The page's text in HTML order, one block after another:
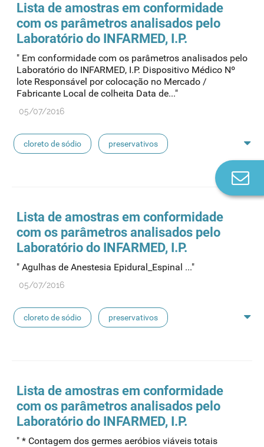
pensos lancetas luvas cirúrgicas
concentrados de hemodiálise lavagem nasal
linhas de perfusão desinfetantes
Lista de amostras em conformidade
com os parâmetros analisados pelo
Laboratório do INFARMED, I.P.
" Em conformidade com os parâmetros analisados pelo
Laboratório do INFARMED, I.P. Dispositivo Médico Nº
lote Responsável por colocação no Mercado /
Fabricante Local de colheita Data de..."
05/07/2016
cloreto de sódio preservativos
pensos lancetas luvas cirúrgicas
concentrados de hemodiálise lavagem nasal
Lista de amostras em conformidade
com os parâmetros analisados pelo
Laboratório do INFARMED, I.P.
" Agulhas de Anestesia Epidural_Espinal ..."
05/07/2016
cloreto de sódio preservativos
pensos lancetas luvas cirúrgicas
concentrados de hemodiálise lavagem nasal
Lista de amostras em conformidade
com os parâmetros analisados pelo
Laboratório do INFARMED, I.P.
" * Contagem dos germes aeróbios viáveis totais